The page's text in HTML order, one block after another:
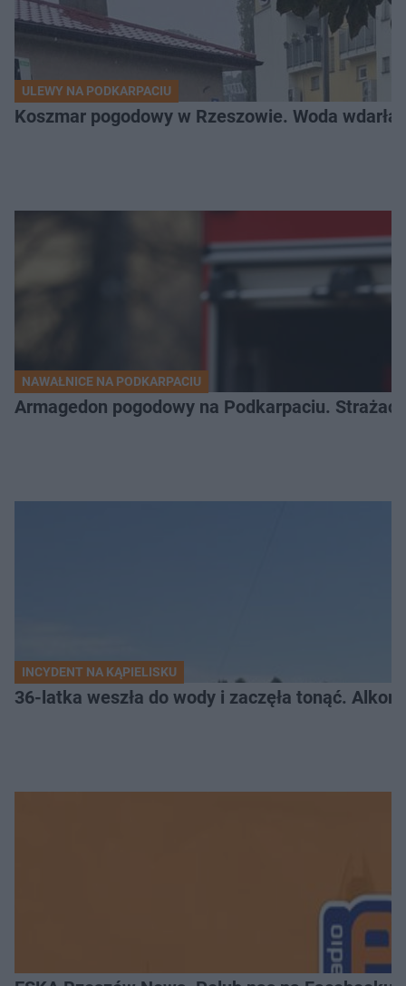
ULEWY NA PODKARPACIU
Koszmar pogodowy w Rzeszowie. Woda
NAWAŁNICE NA PODKARPACIU
Armagedon pogodowy na Podkarpaciu.
INCYDENT NA KĄPIELISKU
36-latka weszła do wody i zaczęła tonąć.